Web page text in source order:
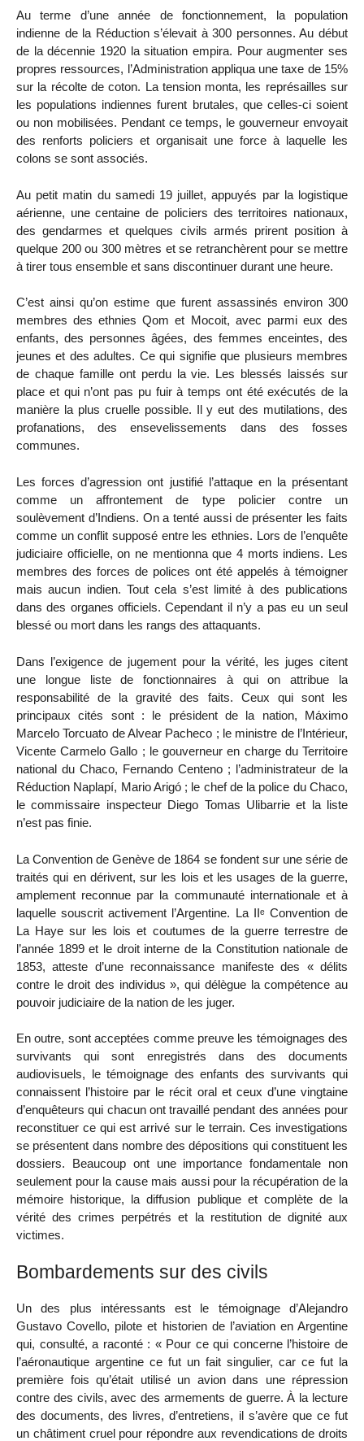
Au terme d’une année de fonctionnement, la population
indienne de la Réduction s’élevait à 300 personnes. Au début
de la décennie 1920 la situation empira. Pour augmenter ses
propres ressources, l’Administration appliqua une taxe de 15%
sur la récolte de coton. La tension monta, les représailles sur
les populations indiennes furent brutales, que celles-ci soient
ou non mobilisées. Pendant ce temps, le gouverneur envoyait
des renforts policiers et organisait une force à laquelle les
colons se sont associés.
Au petit matin du samedi 19 juillet, appuyés par la logistique
aérienne, une centaine de policiers des territoires nationaux,
des gendarmes et quelques civils armés prirent position à
quelque 200 ou 300 mètres et se retranchèrent pour se mettre
à tirer tous ensemble et sans discontinuer durant une heure.
C’est ainsi qu’on estime que furent assassinés environ 300
membres des ethnies Qom et Mocoit, avec parmi eux des
enfants, des personnes âgées, des femmes enceintes, des
jeunes et des adultes. Ce qui signifie que plusieurs membres
de chaque famille ont perdu la vie. Les blessés laissés sur
place et qui n’ont pas pu fuir à temps ont été exécutés de la
manière la plus cruelle possible. Il y eut des mutilations, des
profanations, des ensevelissements dans des fosses
communes.
Les forces d’agression ont justifié l’attaque en la présentant
comme un affrontement de type policier contre un
soulèvement d’Indiens. On a tenté aussi de présenter les faits
comme un conflit supposé entre les ethnies. Lors de l’enquête
judiciaire officielle, on ne mentionna que 4 morts indiens. Les
membres des forces de polices ont été appelés à témoigner
mais aucun indien. Tout cela s’est limité à des publications
dans des organes officiels. Cependant il n’y a pas eu un seul
blessé ou mort dans les rangs des attaquants.
Dans l’exigence de jugement pour la vérité, les juges citent
une longue liste de fonctionnaires à qui on attribue la
responsabilité de la gravité des faits. Ceux qui sont les
principaux cités sont : le président de la nation, Máximo
Marcelo Torcuato de Alvear Pacheco ; le ministre de l’Intérieur,
Vicente Carmelo Gallo ; le gouverneur en charge du Territoire
national du Chaco, Fernando Centeno ; l’administrateur de la
Réduction Naplapí, Mario Arigó ; le chef de la police du Chaco,
le commissaire inspecteur Diego Tomas Ulibarrie et la liste
n’est pas finie.
La Convention de Genève de 1864 se fondent sur une série de
traités qui en dérivent, sur les lois et les usages de la guerre,
amplement reconnue par la communauté internationale et à
laquelle souscrit activement l’Argentine. La IIᵉ Convention de
La Haye sur les lois et coutumes de la guerre terrestre de
l’année 1899 et le droit interne de la Constitution nationale de
1853, atteste d’une reconnaissance manifeste des « délits
contre le droit des individus », qui délègue la compétence au
pouvoir judiciaire de la nation de les juger.
En outre, sont acceptées comme preuve les témoignages des
survivants qui sont enregistrés dans des documents
audiovisuels, le témoignage des enfants des survivants qui
connaissent l’histoire par le récit oral et ceux d’une vingtaine
d’enquêteurs qui chacun ont travaillé pendant des années pour
reconstituer ce qui est arrivé sur le terrain. Ces investigations
se présentent dans nombre des dépositions qui constituent les
dossiers. Beaucoup ont une importance fondamentale non
seulement pour la cause mais aussi pour la récupération de la
mémoire historique, la diffusion publique et complète de la
vérité des crimes perpétrés et la restitution de dignité aux
victimes.
Bombardements sur des civils
Un des plus intéressants est le témoignage d’Alejandro
Gustavo Covello, pilote et historien de l’aviation en Argentine
qui, consulté, a raconté : « Pour ce qui concerne l’histoire de
l’aéronautique argentine ce fut un fait singulier, car ce fut la
première fois qu’était utilisé un avion dans une répression
contre des civils, avec des armements de guerre. À la lecture
des documents, des livres, d’entretiens, il s’avère que ce fut
un châtiment cruel pour répondre aux revendications de droits